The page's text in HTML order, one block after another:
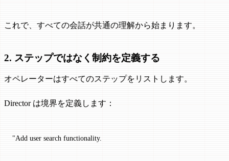
これで、すべての会話が共通の理解から始まります。
2. ステップではなく制約を定義する
オペレーターはすべてのステップをリストします。
Director は境界を定義します：
"Add user search functionality.